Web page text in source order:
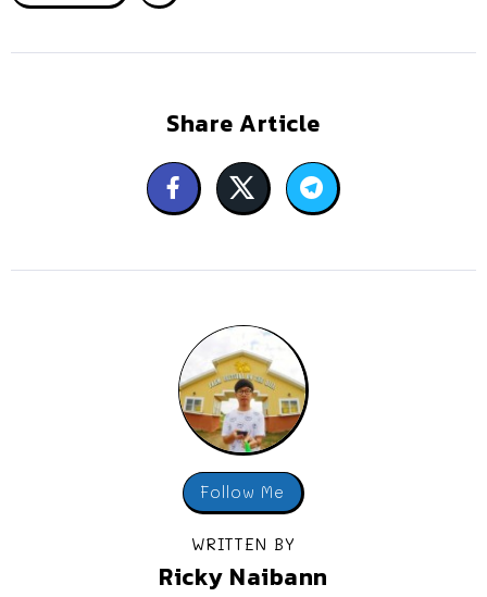
Share Article
Follow Me
WRITTEN BY
Ricky Naibann